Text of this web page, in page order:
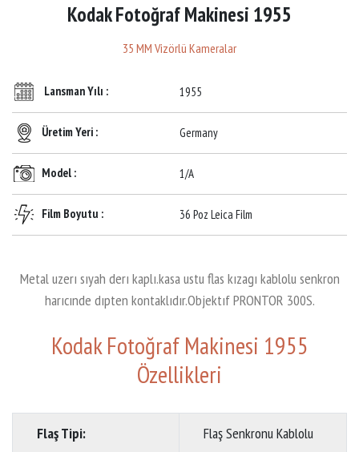
Kodak Fotoğraf Makinesi 1955
35 MM Vizörlü Kameralar
Lansman Yılı : 1955
Üretim Yeri : Germany
Model : 1/A
Film Boyutu : 36 Poz Leica Film
Metal uzerı sıyah derı kaplı.kasa ustu flas kızagı kablolu senkron
harıcınde dıpten kontaklıdır.Objektıf PRONTOR 300S.
Kodak Fotoğraf Makinesi 1955
Özellikleri
Flaş Tipi: Flaş Senkronu Kablolu